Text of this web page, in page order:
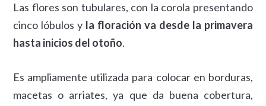
Las flores son tubulares, con la corola presentando
cinco lóbulos y la floración va desde la primavera
hasta inicios del otoño.
Es ampliamente utilizada para colocar en borduras,
macetas o arriates, ya que da buena cobertura,